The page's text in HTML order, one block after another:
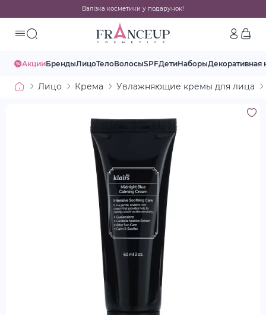
Валізка косметики у подарунок!
АкцииБрендыЛицоТелоВолосыSPFДетиНаборыДекоративная
Лицо Крема Увлажняющие кремы для лица